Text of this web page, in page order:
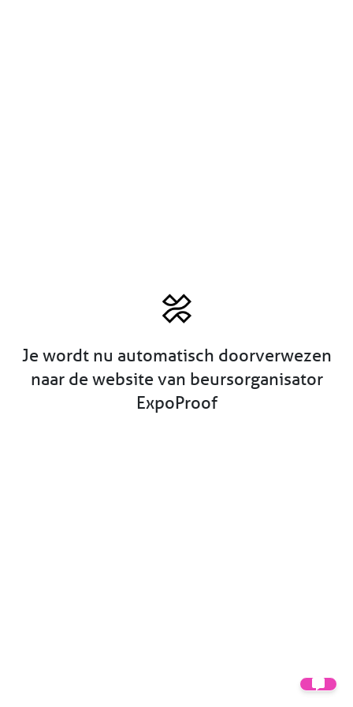
Je wordt nu automatisch doorverwezen
naar de website van beursorganisator
ExpoProof